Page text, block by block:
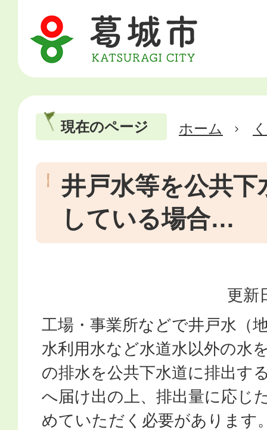
現在のページ ホーム
井戸水等を公共下
している場合…
更新
工場・事業所などで井戸水（
水利用水など水道水以外の水
の排水を公共下水道に排出す
へ届け出の上、排出量に応じ
めていただく必要があります